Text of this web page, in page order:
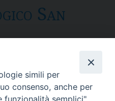
San
Messina
3691 103
simili per
consenso, anche per